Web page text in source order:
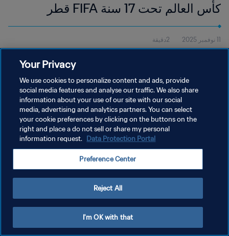
كأس العالم تحت 17 سنة FIFA قطر
2025™ | أبرز اللقطات
11 نوفمبر 2025 2دقيقة
شاهد أبرز لقطات مباراة أوزبكستان وبنما التي أُقيمت في أسباير زون،
شروط الخدمة
إدارة تفضيلات ملفات تعريف الارتباط
Your Privacy
We use cookies to personalize content and ads, provide
social media features and analyse our traffic. We also share
information about your use of our site with our social
media, advertising and analytics partners. You can select
your cookie preferences by clicking on the buttons on the
right and place a do not sell or share my personal
information request. Data Protection Portal
Preference Center
Reject All
I'm OK with that